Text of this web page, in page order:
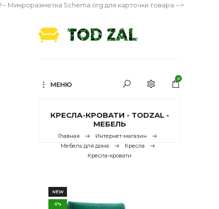
!-- Микроразметка Schema.org для карточки товара -->
МЕНЮ
0
КРЕСЛА-КРОВАТИ - TODZAL -
МЕБЕЛЬ
Главная
Интернет-магазин
Мебель для дома
Кресла
Кресла-кровати
NEW
0%